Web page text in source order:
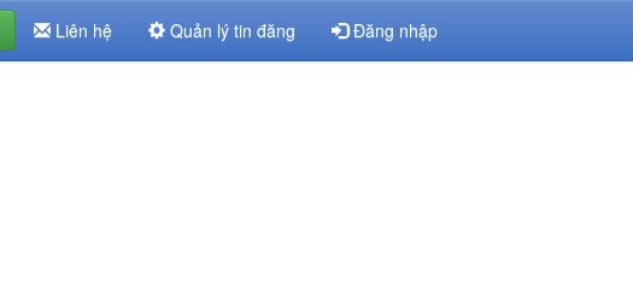
Liên hệ Quản lý tin đăng Đăng nhập